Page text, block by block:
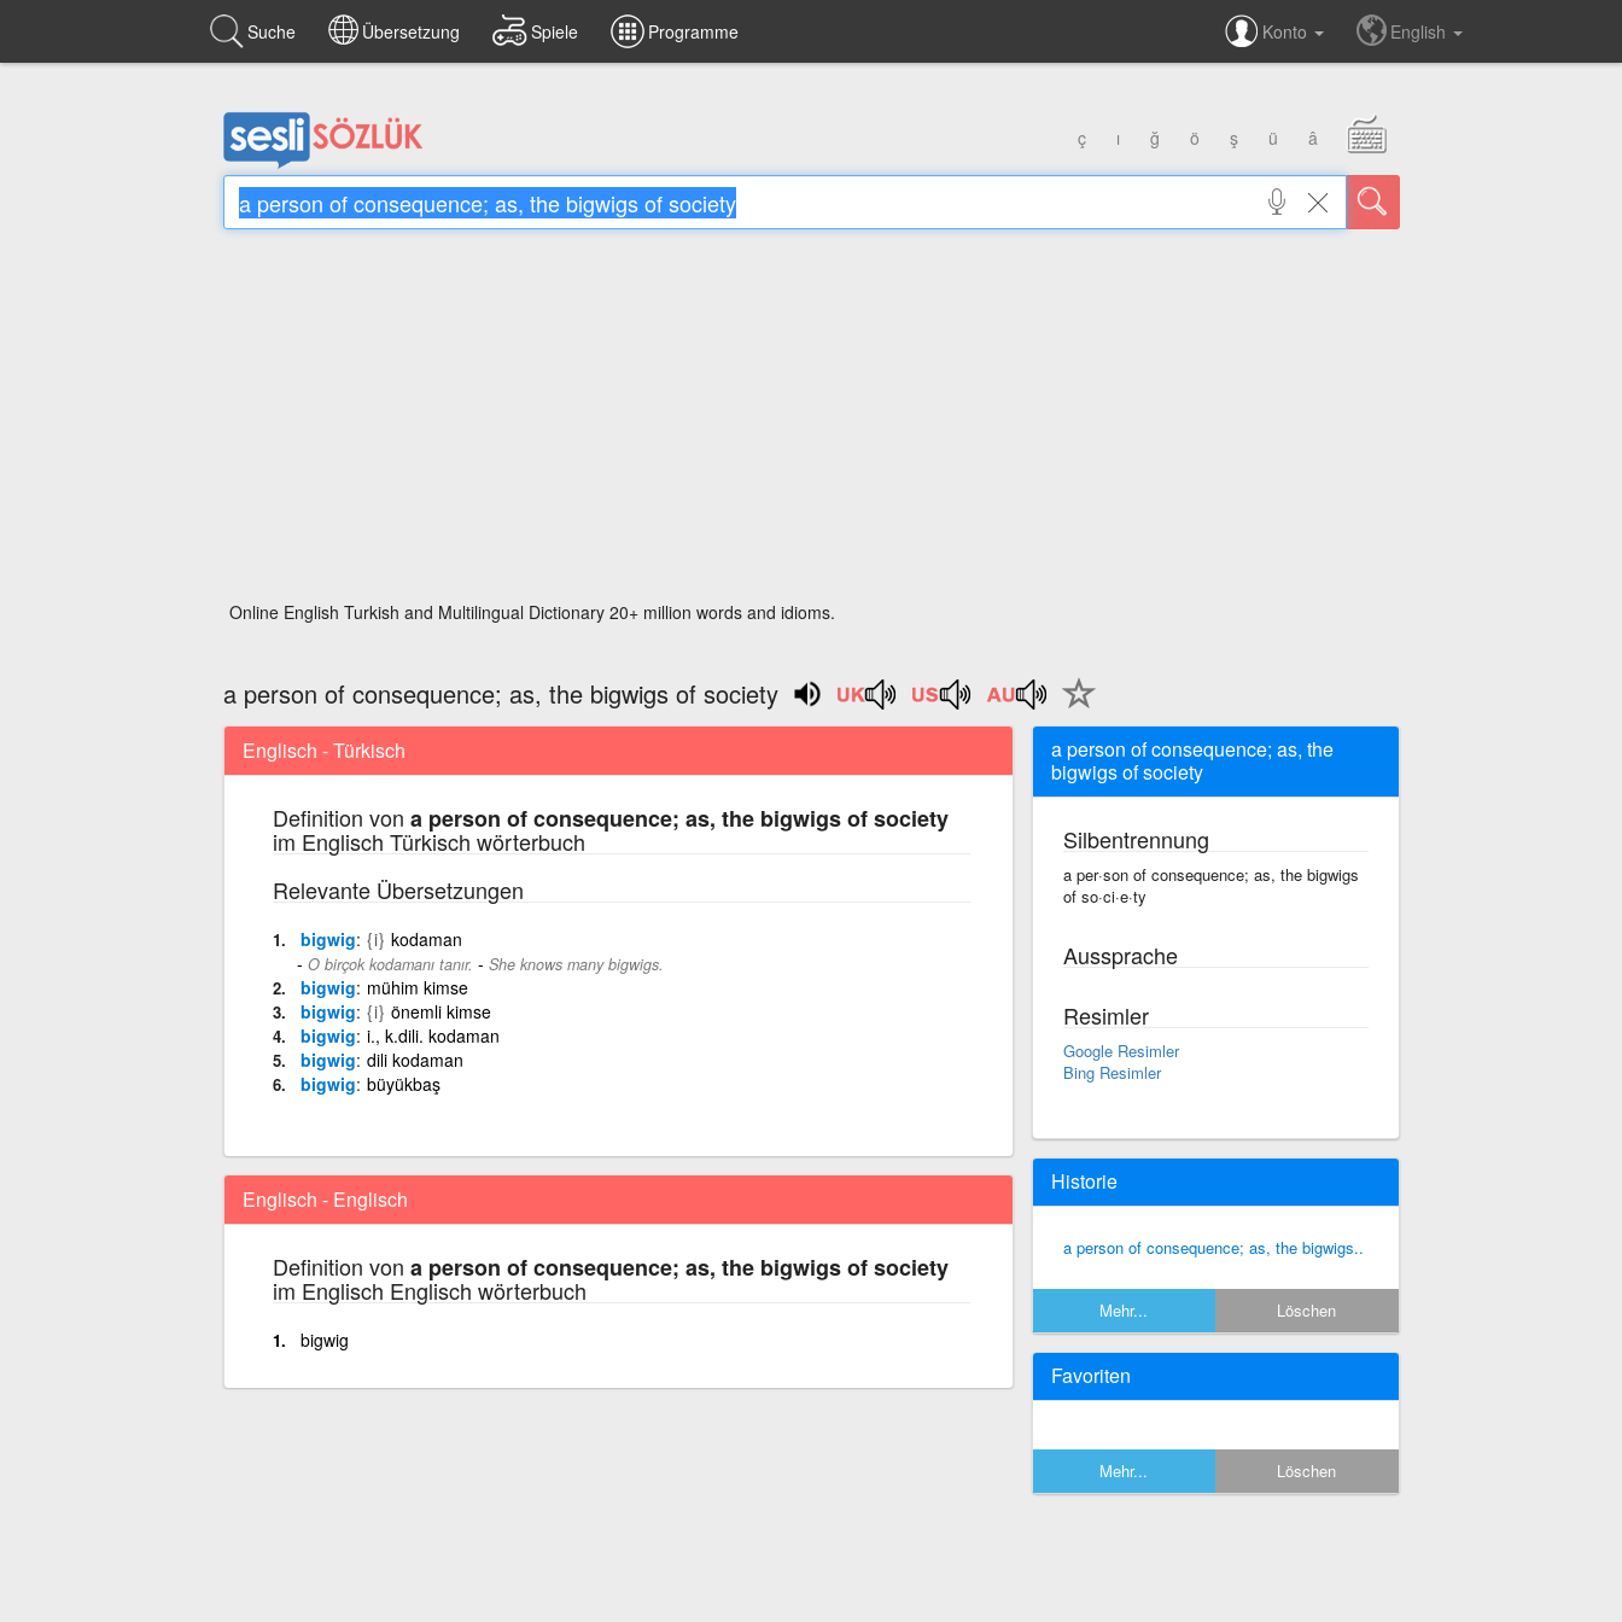
Suche Übersetzung Spiele Programme Konto English
ç ı ğ ö ş ü â
Online English Turkish and Multilingual Dictionary 20+ million words and idioms.
a person of consequence; as, the bigwigs of society
Englisch - Türkisch
Definition von a person of consequence; as, the bigwigs of society
im Englisch Türkisch wörterbuch
Relevante Übersetzungen
bigwig {i} kodaman
O birçok kodamanı tanır. - She knows many bigwigs.
bigwig mühim kimse
bigwig {i} önemli kimse
bigwig i., k.dili. kodaman
bigwig dili kodaman
bigwig büyükbaş
Englisch - Englisch
Definition von a person of consequence; as, the bigwigs of society
im Englisch Englisch wörterbuch
bigwig
a person of consequence; as, the
bigwigs of society
Silbentrennung
a per·son of consequence; as, the bigwigs
of so·ci·e·ty
Aussprache
Resimler
Google Resimler
Bing Resimler
Historie
a person of consequence; as, the bigwigs..
Mehr... Löschen
Favoriten
Mehr... Löschen